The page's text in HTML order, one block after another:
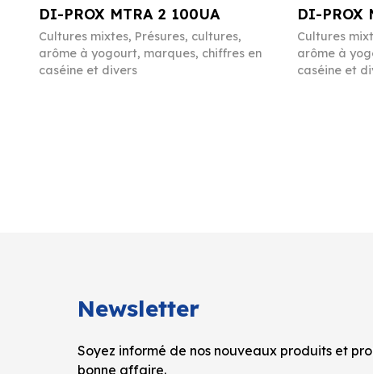
DI-PROX MTRA 2 100UA
Cultures mixtes, Présures, cultures,
arôme à yogourt, marques, chiffres en
caséine et divers
DI-PROX
Cultures
arôme à
caséine et
Newsletter
Soyez informé de nos nouveaux produits et
bonne affaire.